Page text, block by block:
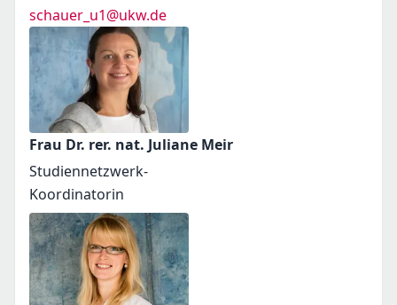
schauer_u1@ukw.de
Frau Dr. rer. nat. Juliane Meir
Studiennetzwerk-
Koordinatorin